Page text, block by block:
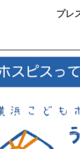
プレ